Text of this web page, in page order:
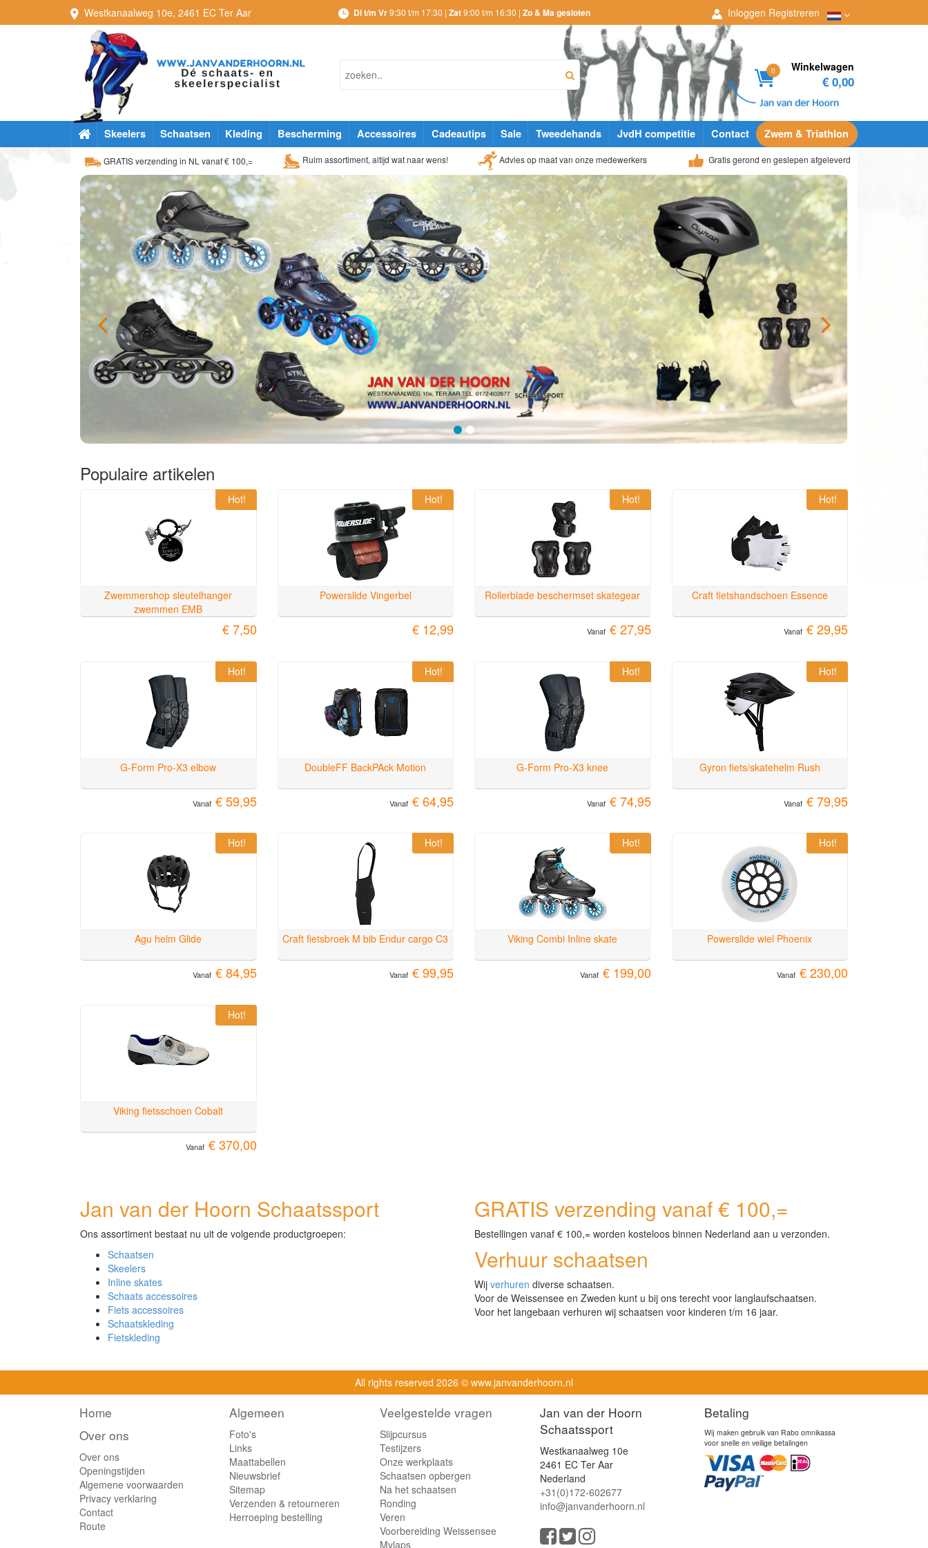
Westkanaalweg 10e, 2461 EC Ter Aar Di t/m Vr9:30 t/m 17:30 | Zat9:00 t/m 16:30 | Zo & Ma gesloten Inloggen Registreren
0 Winkelwagen
€ 0,00
Skeelers Schaatsen Kleding Bescherming Accessoires Cadeautips Sale Tweedehands JvdH competitie Contact Zwem & Triathlon
GRATIS verzending in NL vanaf € 100,= Ruim assortiment, altijd wat naar wens! Advies op maat van onze medewerkers Gratis gerond en geslepen afgeleverd
Populaire artikelen
Hot!
Zwemmershop sleutelhanger
zwemmen EMB
€ 7,50
Hot!
Powerslide Vingerbel
€ 12,99
Hot!
Rollerblade beschermset skategear
Vanaf € 27,95
Hot!
Craft fietshandschoen Essence
Vanaf € 29,95
Hot!
G-Form Pro-X3 elbow
Vanaf € 59,95
Hot!
DoubleFF BackPAck Motion
Vanaf € 64,95
Hot!
G-Form Pro-X3 knee
Vanaf € 74,95
Hot!
Gyron fiets/skatehelm Rush
Vanaf € 79,95
Hot!
Agu helm Glide
Vanaf € 84,95
Hot!
Craft fietsbroek M bib Endur cargo C3
Vanaf € 99,95
Hot!
Viking Combi Inline skate
Vanaf € 199,00
Hot!
Powerslide wiel Phoenix
Vanaf € 230,00
Hot!
Viking fietsschoen Cobalt
Vanaf € 370,00
Jan van der Hoorn Schaatssport
Ons assortiment bestaat nu uit de volgende productgroepen:
Schaatsen
Skeelers
Inline skates
Schaats accessoires
Fiets accessoires
Schaatskleding
Fietskleding
GRATIS verzending vanaf € 100,=
Bestellingen vanaf € 100,= worden kosteloos binnen Nederland aan u verzonden.
Verhuur schaatsen
Wij verhuren diverse schaatsen.
Voor de Weissensee en Zweden kunt u bij ons terecht voor langlaufschaatsen.
Voor het langebaan verhuren wij schaatsen voor kinderen t/m 16 jaar.
All rights reserved 2026 © www.janvanderhoorn.nl
Home
Over ons
Over ons
Openingstijden
Algemene voorwaarden
Privacy verklaring
Contact
Route
Algemeen
Foto's
Links
Maattabellen
Nieuwsbrief
Sitemap
Verzenden & retourneren
Herroeping bestelling
Veelgestelde vragen
Slijpcursus
Testijzers
Onze werkplaats
Schaatsen opbergen
Na het schaatsen
Ronding
Veren
Voorbereiding Weissensee
Mylaps
Jan van der Hoorn
Schaatssport
Westkanaalweg 10e
2461 EC Ter Aar
Nederland
+31(0)172-602677
info@janvanderhoorn.nl
Betaling
Wij maken gebruik van Rabo omnikassa
voor snelle en veilige betalingen